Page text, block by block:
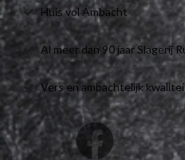
Huis vol Ambacht
Al meer dan 90 jaar Slagerij
Vers en ambachtelijk